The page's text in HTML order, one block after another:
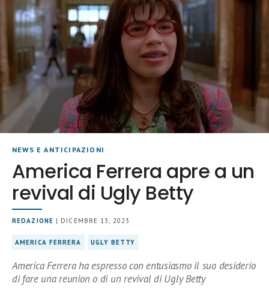
NEWS E ANTICIPAZIONI
America Ferrera apre a un
revival di Ugly Betty
REDAZIONE | DICEMBRE 13, 2023
AMERICA FERRERA UGLY BETTY
America Ferrera ha espresso con entusiasmo il suo desiderio
di fare una reunion o di un revival di Ugly Betty